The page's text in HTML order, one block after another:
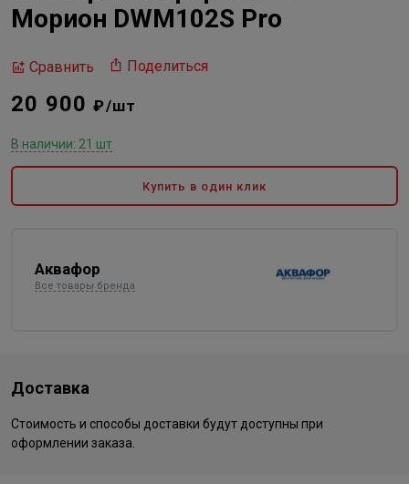
Морион DWM102S Pro
Сравнить Поделиться
20 900₽/шт
В наличии: 21 шт
Купить в один клик
Аквафор
Все товары бренда
Доставка
Стоимость и способы доставки будут доступны при
оформлении заказа.